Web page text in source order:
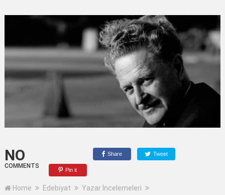
NO
COMMENTS
Share Tweet
Pin it
Home Edebiyat
Yazar İncelemeleri